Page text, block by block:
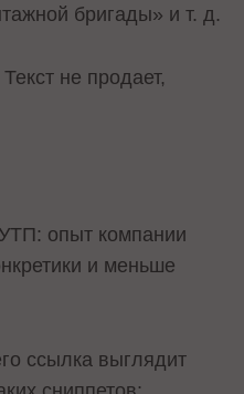
бригады» и т. д.
не продает,
опыт компании
и меньше
ссылка выглядит